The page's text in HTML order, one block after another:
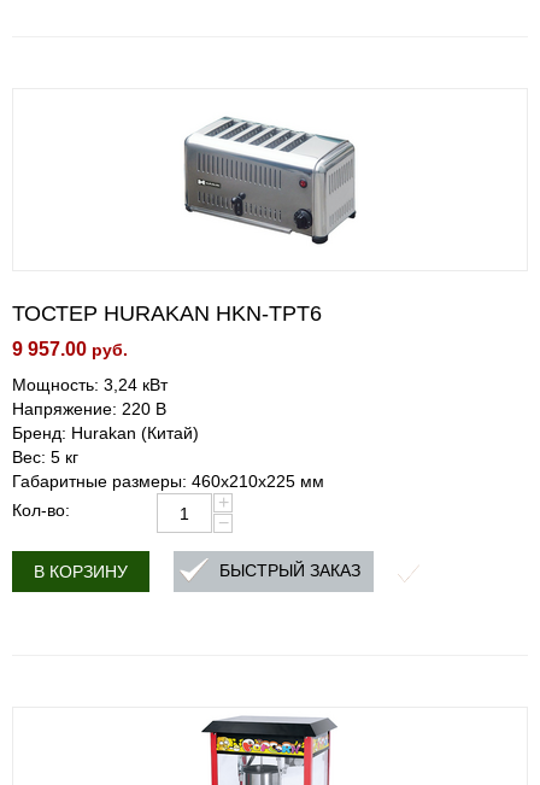
ТОСТЕР HURAKAN HKN-TPT6
9 957.00 руб.
Мощность: 3,24 кВт
Напряжение: 220 В
Бренд: Hurakan (Китай)
Вес: 5 кг
Габаритные размеры: 460x210x225 мм
Кол-во:
+
−
В КОРЗИНУ БЫСТРЫЙ ЗАКАЗ